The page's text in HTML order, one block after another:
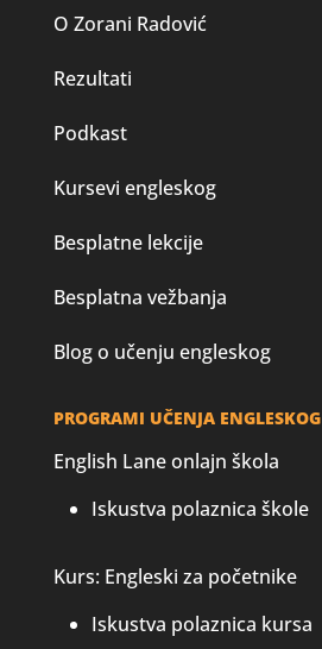
O Zorani Radović
Rezultati
Podkast
Kursevi engleskog
Besplatne lekcije
Besplatna vežbanja
Blog o učenju engleskog
PROGRAMI UČENJA ENGLESKOG
English Lane onlajn škola
Iskustva polaznica škole
Kurs: Engleski za početnike
Iskustva polaznica kursa